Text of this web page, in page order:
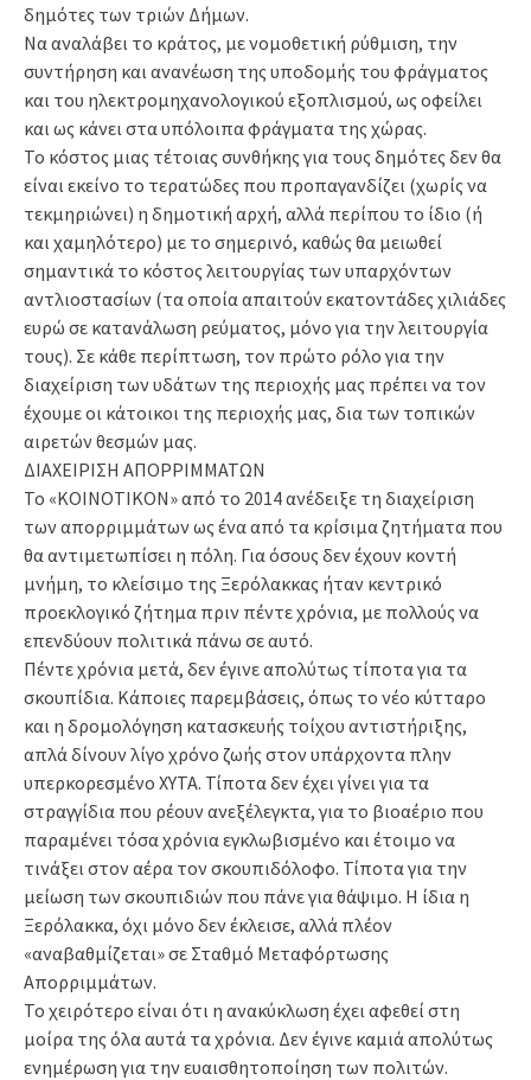
δημότες των τριών Δήμων.
Να αναλάβει το κράτος, με νομοθετική ρύθμιση, την
συντήρηση και ανανέωση της υποδομής του φράγματος
και του ηλεκτρομηχανολογικού εξοπλισμού, ως οφείλει
και ως κάνει στα υπόλοιπα φράγματα της χώρας.
Το κόστος μιας τέτοιας συνθήκης για τους δημότες δεν θα
είναι εκείνο το τερατώδες που προπαγανδίζει (χωρίς να
τεκμηριώνει) η δημοτική αρχή, αλλά περίπου το ίδιο (ή
και χαμηλότερο) με το σημερινό, καθώς θα μειωθεί
σημαντικά το κόστος λειτουργίας των υπαρχόντων
αντλιοστασίων (τα οποία απαιτούν εκατοντάδες χιλιάδες
ευρώ σε κατανάλωση ρεύματος, μόνο για την λειτουργία
τους). Σε κάθε περίπτωση, τον πρώτο ρόλο για την
διαχείριση των υδάτων της περιοχής μας πρέπει να τον
έχουμε οι κάτοικοι της περιοχής μας, δια των τοπικών
αιρετών θεσμών μας.
ΔΙΑΧΕΙΡΙΣΗ ΑΠΟΡΡΙΜΜΑΤΩΝ
Το «ΚΟΙΝΟΤΙΚΟΝ» από το 2014 ανέδειξε τη διαχείριση
των απορριμμάτων ως ένα από τα κρίσιμα ζητήματα που
θα αντιμετωπίσει η πόλη. Για όσους δεν έχουν κοντή
μνήμη, το κλείσιμο της Ξερόλακκας ήταν κεντρικό
προεκλογικό ζήτημα πριν πέντε χρόνια, με πολλούς να
επενδύουν πολιτικά πάνω σε αυτό.
Πέντε χρόνια μετά, δεν έγινε απολύτως τίποτα για τα
σκουπίδια. Κάποιες παρεμβάσεις, όπως το νέο κύτταρο
και η δρομολόγηση κατασκευής τοίχου αντιστήριξης,
απλά δίνουν λίγο χρόνο ζωής στον υπάρχοντα πλην
υπερκορεσμένο ΧΥΤΑ. Τίποτα δεν έχει γίνει για τα
στραγγίδια που ρέουν ανεξέλεγκτα, για το βιοαέριο που
παραμένει τόσα χρόνια εγκλωβισμένο και έτοιμο να
τινάξει στον αέρα τον σκουπιδόλοφο. Τίποτα για την
μείωση των σκουπιδιών που πάνε για θάψιμο. Η ίδια η
Ξερόλακκα, όχι μόνο δεν έκλεισε, αλλά πλέον
«αναβαθμίζεται» σε Σταθμό Μεταφόρτωσης
Απορριμμάτων.
Το χειρότερο είναι ότι η ανακύκλωση έχει αφεθεί στη
μοίρα της όλα αυτά τα χρόνια. Δεν έγινε καμιά απολύτως
ενημέρωση για την ευαισθητοποίηση των πολιτών.